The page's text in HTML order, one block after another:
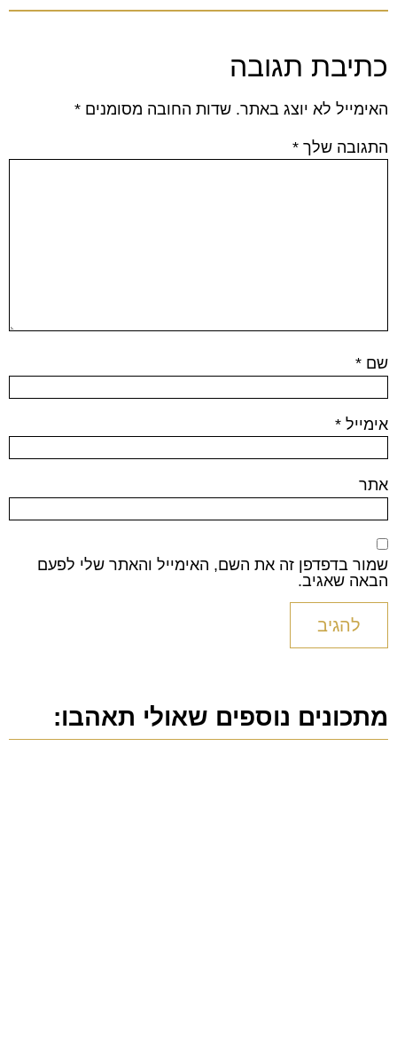
כתיבת תגובה
האימייל לא יוצג באתר. שדות החובה מסומנים *
התגובה שלך *
שם *
אימייל *
אתר
שמור בדפדפן זה את השם, האימייל והאתר שלי לפעם
הבאה שאגיב.
מתכונים נוספים שאולי תאהבו: